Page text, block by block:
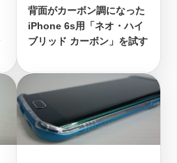
背面がカーボン調になった
iPhone 6s用「ネオ・ハイ
ブリッド カーボン」を試す